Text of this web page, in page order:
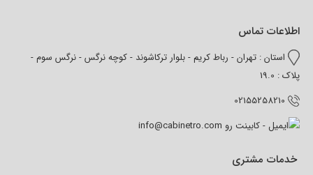
اطلاعات تماس
استان : تهران - رباط کریم - بلوار ترکاشوند - کوچه نرگس - نرگس سوم -
پلاک : 19.0
02155258210
info@cabinetro.com
خدمات مشتری